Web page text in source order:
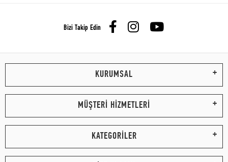
Bizi Takip Edin
KURUMSAL
MÜŞTERİ HİZMETLERİ
KATEGORİLER